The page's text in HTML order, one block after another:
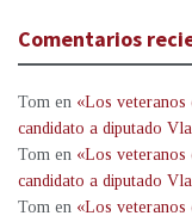
Comentarios
Tom en «Los veteranos
candidato a diputado
Tom en «Los veteranos
candidato a diputado
Tom en «Los veteranos